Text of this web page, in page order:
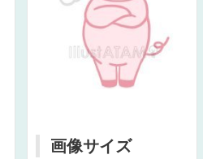
画像サイズ